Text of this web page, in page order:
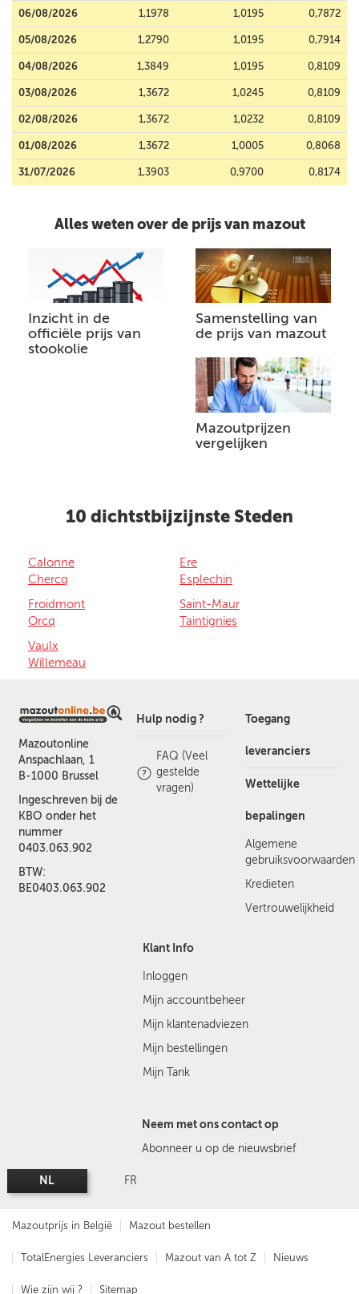
06/08/2026 1,1978 1,0195 0,7872
05/08/2026 1,2790 1,0195 0,7914
04/08/2026 1,3849 1,0195 0,8109
03/08/2026 1,3672 1,0245 0,8109
02/08/2026 1,3672 1,0232 0,8109
01/08/2026 1,3672 1,0005 0,8068
31/07/2026 1,3903 0,9700 0,8174
Alles weten over de prijs van mazout
Inzicht in de
officiële prijs van
stookolie
Samenstelling van
de prijs van mazout
Mazoutprijzen
vergelijken
10 dichtstbijzijnste Steden
Calonne
Chercq
Ere
Esplechin
Froidmont
Orcq
Saint-Maur
Taintignies
Vaulx
Willemeau
Mazoutonline
Anspachlaan, 1
B-1000 Brussel
Ingeschreven bij de
KBO onder het
nummer
0403.063.902
BTW:
BE0403.063.902
Hulp nodig ?
FAQ (Veel
gestelde
vragen)
Toegang
leveranciers
Wettelijke
bepalingen
Algemene
gebruiksvoorwaarden
Kredieten
Vertrouwelijkheid
Klant Info
Inloggen
Mijn accountbeheer
Mijn klantenadviezen
Mijn bestellingen
Mijn Tank
Neem met ons contact op
Abonneer u op de nieuwsbrief
NL FR
Mazoutprijs in België Mazout bestellen
TotalEnergies Leveranciers Mazout van A tot Z Nieuws
Wie zijn wij ? Sitemap